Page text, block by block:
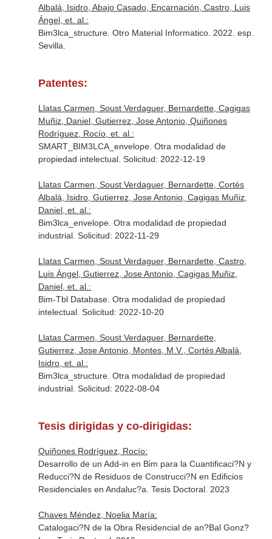
Albalá, Isidro, Abajo Casado, Encarnación, Castro, Luis
Ángel, et. al.:
Bim3lca_structure. Otro Material Informatico. 2022. esp.
Sevilla.
Patentes:
Llatas Carmen, Soust Verdaguer, Bernardette, Cagigas
Muñiz, Daniel, Gutierrez, Jose Antonio, Quiñones
Rodríguez, Rocío, et. al.:
SMART_BIM3LCA_envelope. Otra modalidad de
propiedad intelectual. Solicitud: 2022-12-19
Llatas Carmen, Soust Verdaguer, Bernardette, Cortés
Albalá, Isidro, Gutierrez, Jose Antonio, Cagigas Muñiz,
Daniel, et. al.:
Bim3lca_envelope. Otra modalidad de propiedad
industrial. Solicitud: 2022-11-29
Llatas Carmen, Soust Verdaguer, Bernardette, Castro,
Luis Ángel, Gutierrez, Jose Antonio, Cagigas Muñiz,
Daniel, et. al.:
Bim-Tbl Database. Otra modalidad de propiedad
intelectual. Solicitud: 2022-10-20
Llatas Carmen, Soust Verdaguer, Bernardette,
Gutierrez, Jose Antonio, Montes, M.V., Cortés Albalá,
Isidro, et. al.:
Bim3lca_structure. Otra modalidad de propiedad
industrial. Solicitud: 2022-08-04
Tesis dirigidas y co-dirigidas:
Quiñones Rodríguez, Rocío:
Desarrollo de un Add-in en Bim para la Cuantificaci?N y
Reducci?N de Residuos de Construcci?N en Edificios
Residenciales en Andaluc?a. Tesis Doctoral. 2023
Chaves Méndez, Noelia María:
Catalogaci?N de la Obra Residencial de an?Bal Gonz?